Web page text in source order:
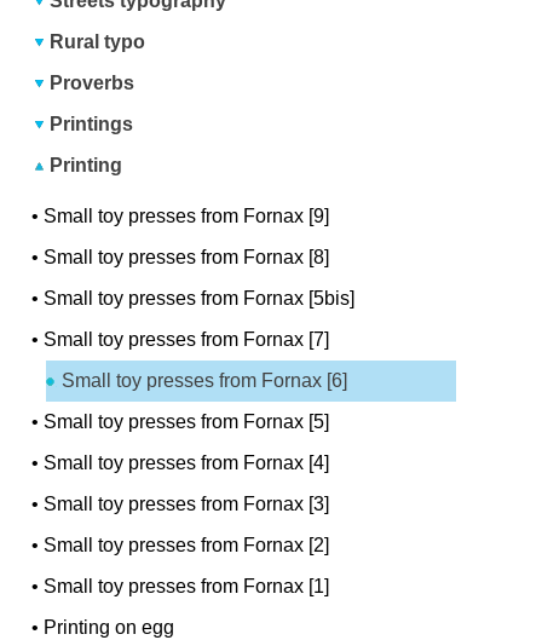
Rural typo
Proverbs
Printings
Printing
• Small toy presses from Fornax [9]
• Small toy presses from Fornax [8]
• Small toy presses from Fornax [5bis]
• Small toy presses from Fornax [7]
Small toy presses from Fornax [6]
• Small toy presses from Fornax [5]
• Small toy presses from Fornax [4]
• Small toy presses from Fornax [3]
• Small toy presses from Fornax [2]
• Small toy presses from Fornax [1]
• Printing on egg